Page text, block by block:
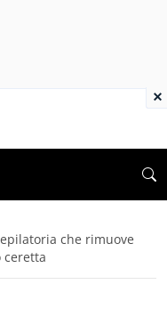
che rimuove
ceretta
×